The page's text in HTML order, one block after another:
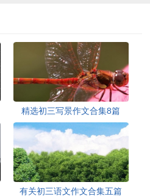
精选初三写景作文合集8篇
有关初三语文作文合集五篇